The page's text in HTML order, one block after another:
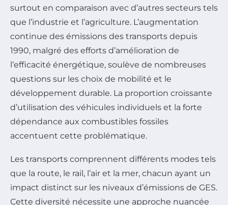
surtout en comparaison avec d’autres secteurs tels
que l’industrie et l’agriculture. L’augmentation
continue des émissions des transports depuis
1990, malgré des efforts d’amélioration de
l’efficacité énergétique, soulève de nombreuses
questions sur les choix de mobilité et le
développement durable. La proportion croissante
d’utilisation des véhicules individuels et la forte
dépendance aux combustibles fossiles
accentuent cette problématique.
Les transports comprennent différents modes tels
que la route, le rail, l’air et la mer, chacun ayant un
impact distinct sur les niveaux d’émissions de GES.
Cette diversité nécessite une approche nuancée